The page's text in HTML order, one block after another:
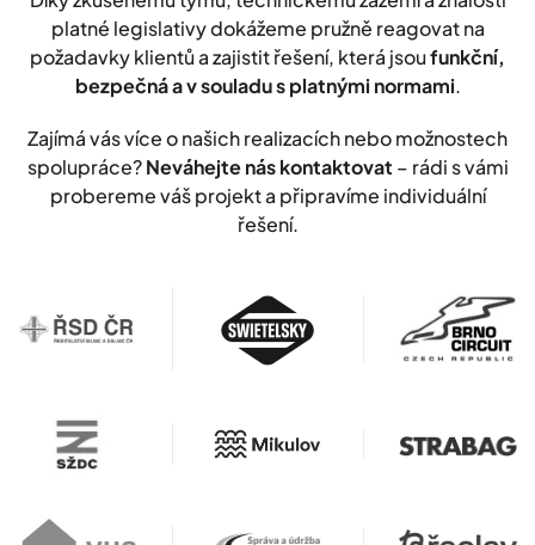
platné legislativy dokážeme pružně reagovat na
požadavky klientů a zajistit řešení, která jsoufunkční,
bezpečná a v souladu s platnými normami.
Zajímá vás více o našich realizacích nebo možnostech
spolupráce?Neváhejte nás kontaktovat – rádi s vámi
probereme váš projekt a připravíme individuální
řešení.